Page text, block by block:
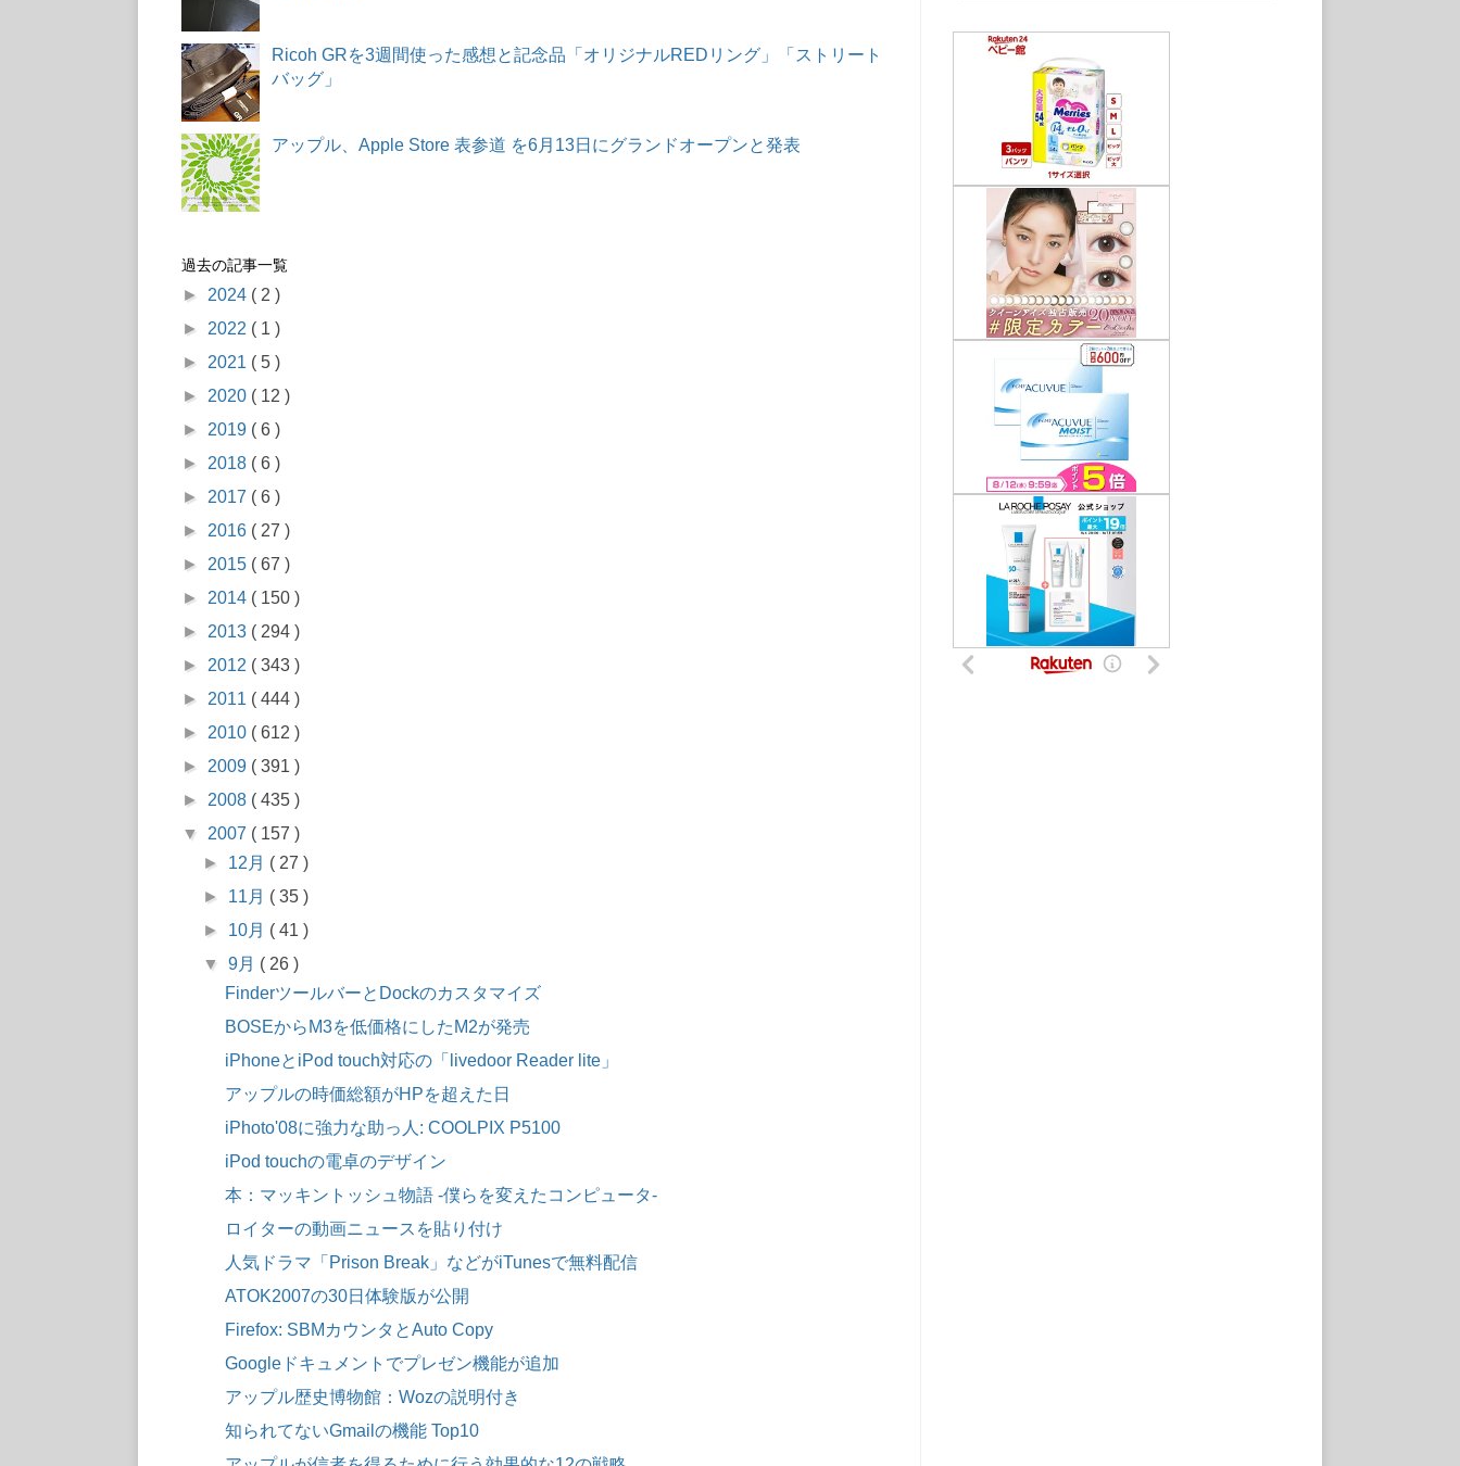
Ricoh GRを3週間使った感想と記念品「オリジナルREDリング」「ストリート
バッグ」
アップル、Apple Store 表参道 を6月13日にグランドオープンと発表
過去の記事一覧
► 2024 ( 2 )
► 2022 ( 1 )
► 2021 ( 5 )
► 2020 ( 12 )
► 2019 ( 6 )
► 2018 ( 6 )
► 2017 ( 6 )
► 2016 ( 27 )
► 2015 ( 67 )
► 2014 ( 150 )
► 2013 ( 294 )
► 2012 ( 343 )
► 2011 ( 444 )
► 2010 ( 612 )
► 2009 ( 391 )
► 2008 ( 435 )
▼ 2007 ( 157 )
► 12月 ( 27 )
► 11月 ( 35 )
► 10月 ( 41 )
▼9月 ( 26 )
FinderツールバーとDockのカスタマイズ
BOSEからM3を低価格にしたM2が発売
iPhoneとiPod touch対応の「livedoor Reader lite」
アップルの時価総額がHPを超えた日
iPhoto'08に強力な助っ人: COOLPIX P5100
iPod touchの電卓のデザイン
本：マッキントッシュ物語 -僕らを変えたコンピュータ-
ロイターの動画ニュースを貼り付け
人気ドラマ「Prison Break」などがiTunesで無料配信
ATOK2007の30日体験版が公開
Firefox: SBMカウンタとAuto Copy
Googleドキュメントでプレゼン機能が追加
アップル歴史博物館：Wozの説明付き
知られてないGmailの機能 Top10